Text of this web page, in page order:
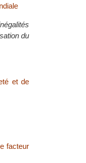
du
et de
facteur